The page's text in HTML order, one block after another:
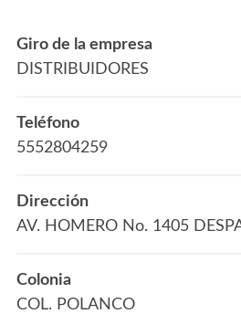
Giro de la empresa
DISTRIBUIDORES
Teléfono
5552804259
Dirección
AV. HOMERO No. 1405
Colonia
COL. POLANCO